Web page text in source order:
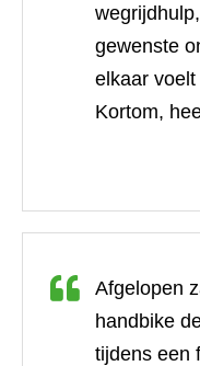
gewenste
elkaar
Kortom,
Afgelopen
handbike
tijdens een